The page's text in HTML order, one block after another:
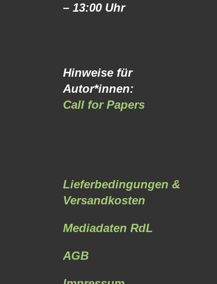
– 13:00 Uhr
Hinweise für
Autor*innen:
Call for Papers
Lieferbedingungen &
Versandkosten
Mediadaten RdL
AGB